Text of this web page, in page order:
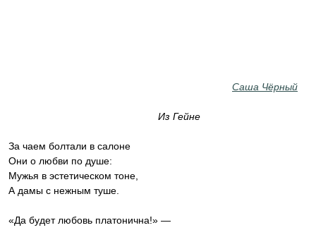
Саша Чёрный
Из Гейне
За чаем болтали в салоне
Они о любви по душе:
Мужья в эстетическом тоне,
А дамы с нежным туше.
«Да будет любовь платонична!» —